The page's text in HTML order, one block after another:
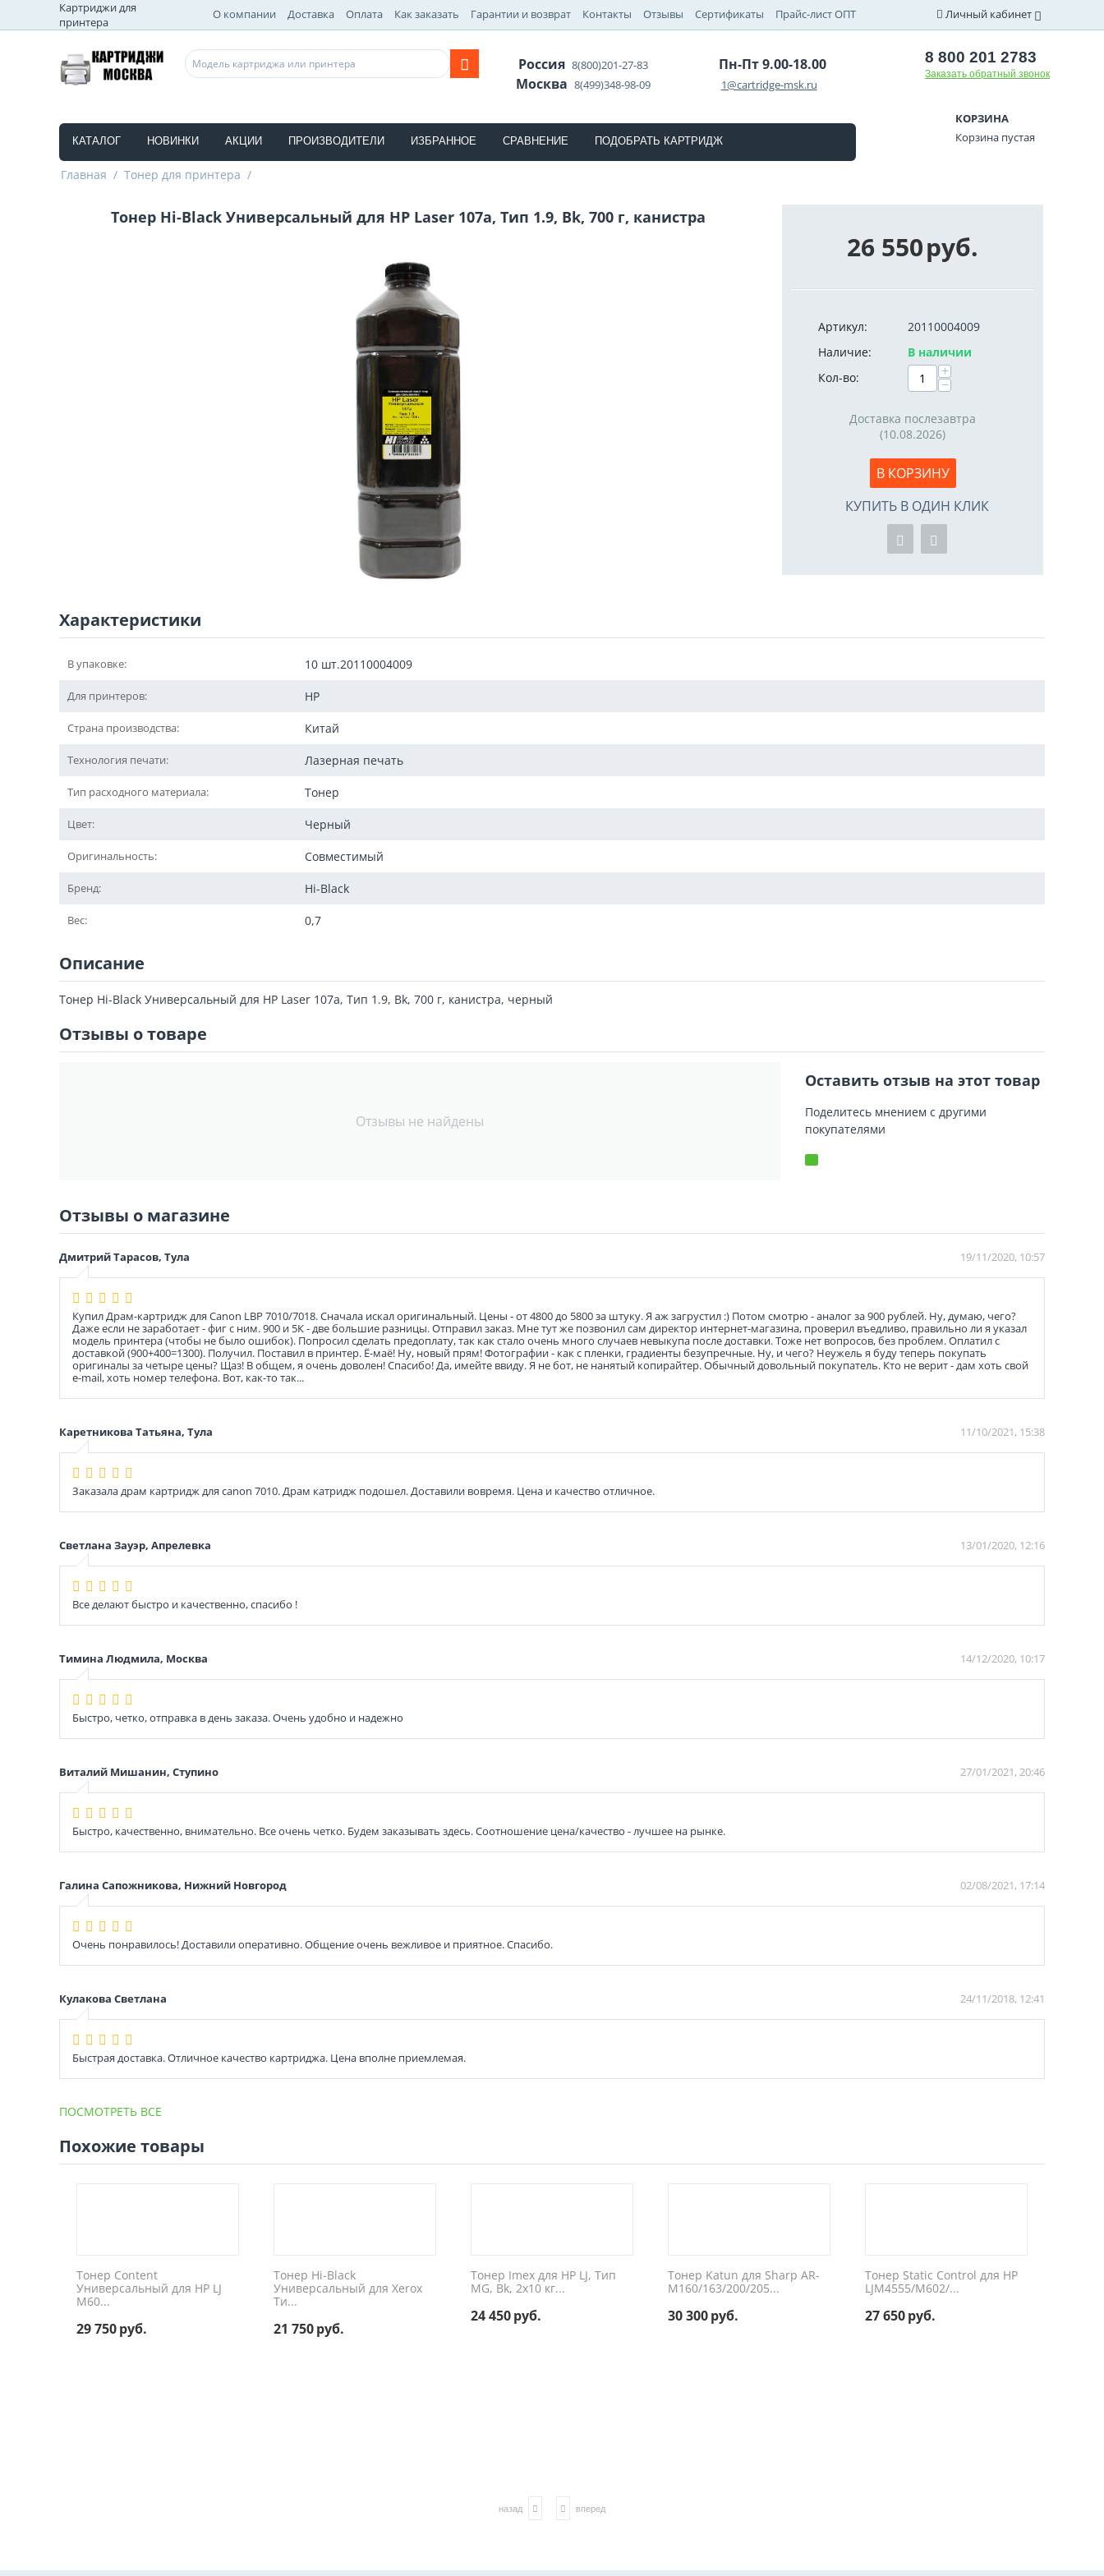
Картриджи для
принтера
О компании Доставка Оплата Как заказать Гарантии и возврат Контакты Отзывы Сертификаты Прайс-лист ОПТ Личный кабинет
Россия8(800)201-27-83
Москва8(499)348-98-09
Пн-Пт 9.00-18.00
1@cartridge-msk.ru
8 800 201 2783
Заказать обратный звонок
КАТАЛОГ НОВИНКИ АКЦИИ ПРОИЗВОДИТЕЛИ ИЗБРАННОЕ СРАВНЕНИЕ ПОДОБРАТЬ КАРТРИДЖ
КОРЗИНА
Корзина пустая
Главная / Тонер для принтера /
Тонер Hi-Black Универсальный для HP Laser 107а, Тип 1.9, Bk, 700 г, канистра
26 550руб.
Артикул:
20110004009
Наличие:
В наличии
Кол-во:
+
−
Доставка послезавтра
(10.08.2026)
В КОРЗИНУ
КУПИТЬ В ОДИН КЛИК
Характеристики
В упаковке: 10 шт.20110004009
Для принтеров: HP
Страна производства: Китай
Технология печати: Лазерная печать
Тип расходного материала: Тонер
Цвет: Черный
Оригинальность: Совместимый
Бренд: Hi-Black
Вес: 0,7
Описание
Тонер Hi-Black Универсальный для HP Laser 107а, Тип 1.9, Bk, 700 г, канистра, черный
Отзывы о товаре
Отзывы не найдены
Оставить отзыв на этот товар
Поделитесь мнением с другими
покупателями
Отзывы о магазине
Дмитрий Тарасов, Тула 19/11/2020, 10:57
Купил Драм-картридж для Canon LBP 7010/7018. Сначала искал оригинальный. Цены - от 4800 до 5800 за штуку. Я аж загрустил :) Потом смотрю - аналог за 900 рублей. Ну, думаю, чего?
Даже если не заработает - фиг с ним. 900 и 5К - две большие разницы. Отправил заказ. Мне тут же позвонил сам директор интернет-магазина, проверил въедливо, правильно ли я указал
модель принтера (чтобы не было ошибок). Попросил сделать предоплату, так как стало очень много случаев невыкупа после доставки. Тоже нет вопросов, без проблем. Оплатил с
доставкой (900+400=1300). Получил. Поставил в принтер. Ё-маё! Ну, новый прям! Фотографии - как с пленки, градиенты безупречные. Ну, и чего? Неужель я буду теперь покупать
оригиналы за четыре цены? Щаз! В общем, я очень доволен! Спасибо! Да, имейте ввиду. Я не бот, не нанятый копирайтер. Обычный довольный покупатель. Кто не верит - дам хоть свой
e-mail, хоть номер телефона. Вот, как-то так...
Каретникова Татьяна, Тула 11/10/2021, 15:38
Заказала драм картридж для canon 7010. Драм катридж подошел. Доставили вовремя. Цена и качество отличное.
Светлана Зауэр, Апрелевка 13/01/2020, 12:16
Все делают быстро и качественно, спасибо !
Тимина Людмила, Москва 14/12/2020, 10:17
Быстро, четко, отправка в день заказа. Очень удобно и надежно
Виталий Мишанин, Ступино 27/01/2021, 20:46
Быстро, качественно, внимательно. Все очень четко. Будем заказывать здесь. Соотношение цена/качество - лучшее на рынке.
Галина Сапожникова, Нижний Новгород 02/08/2021, 17:14
Очень понравилось! Доставили оперативно. Общение очень вежливое и приятное. Спасибо.
Кулакова Светлана 24/11/2018, 12:41
Быстрая доставка. Отличное качество картриджа. Цена вполне приемлемая.
ПОСМОТРЕТЬ ВСЕ
Похожие товары
Тонер Content
Универсальный для HP LJ
M60...
29 750руб.
Тонер Hi-Black
Универсальный для Xerox
Ти...
21 750руб.
Тонер Imex для HP LJ, Тип
MG, Bk, 2x10 кг...
24 450руб.
Тонер Katun для Sharp AR-
M160/163/200/205...
30 300руб.
Тонер Static Control для HP
LJM4555/M602/...
27 650руб.
назад вперед